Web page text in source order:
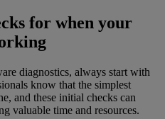
for when your
diagnostics, always start with
know that the simplest
and these initial checks can
valuable time and resources.